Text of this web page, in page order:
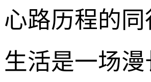
心路历程的
生活是一场